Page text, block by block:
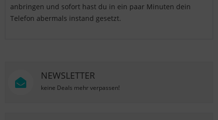
anbringen und sofort hast du in ein paar Minuten dein
Telefon abermals instand gesetzt.
NEWSLETTER
keine Deals mehr verpassen!